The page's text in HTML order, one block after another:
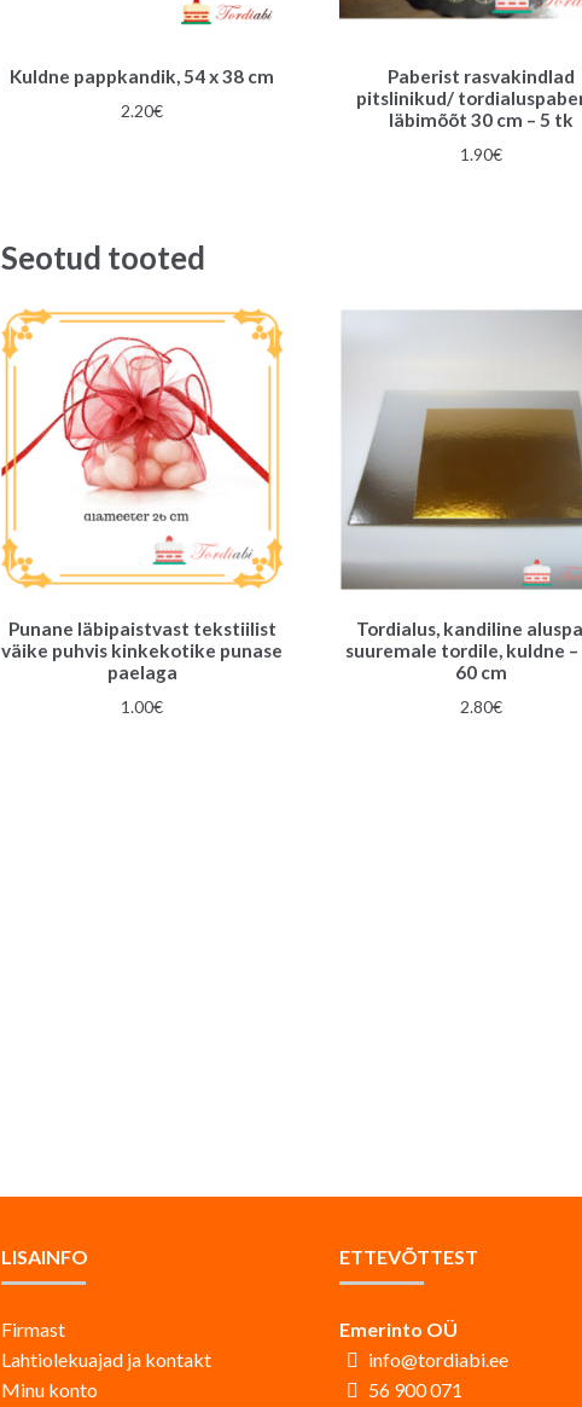
Kuldne pappkandik, 54 x 38 cm
2.20€
Paberist rasvakindlad
pitslinikud/
läbimõõt 30 cm – 5 tk
1.90€
Seotud tooted
Punane läbipaistvast tekstiilist
väike puhvis kinkekotike punase
paelaga
1.00€
Tordialus, kandiline
suuremale tordile, kuldne –
60 cm
2.80€
LISAINFO
Firmast
Lahtiolekuajad ja kontakt
Minu konto
ETTEVÕTTEST
Emerinto OÜ
info@tordiabi.ee
56 900 071